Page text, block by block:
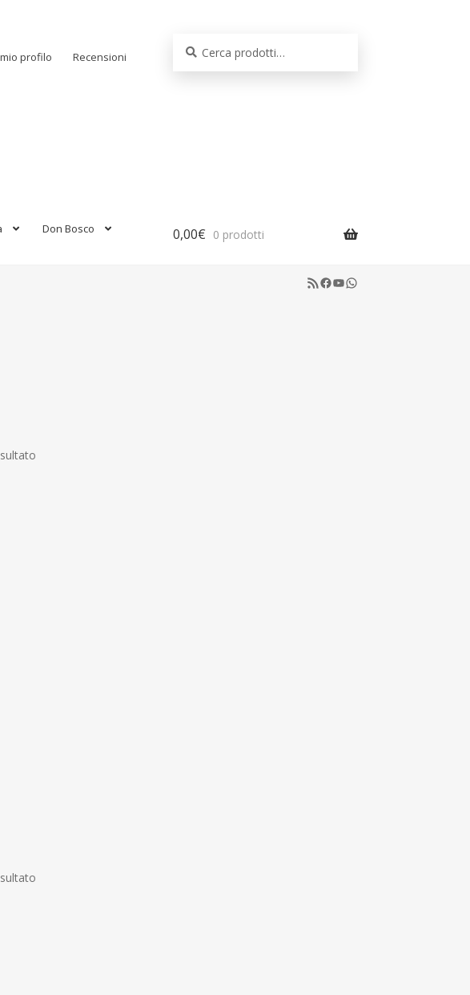
profilo Recensioni
Don Bosco 0,00€ 0 prodotti
RSS Feed
Facebook
YouTube
WhatsApp